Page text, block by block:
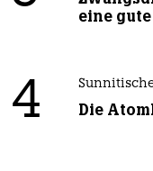
eine
4 Die